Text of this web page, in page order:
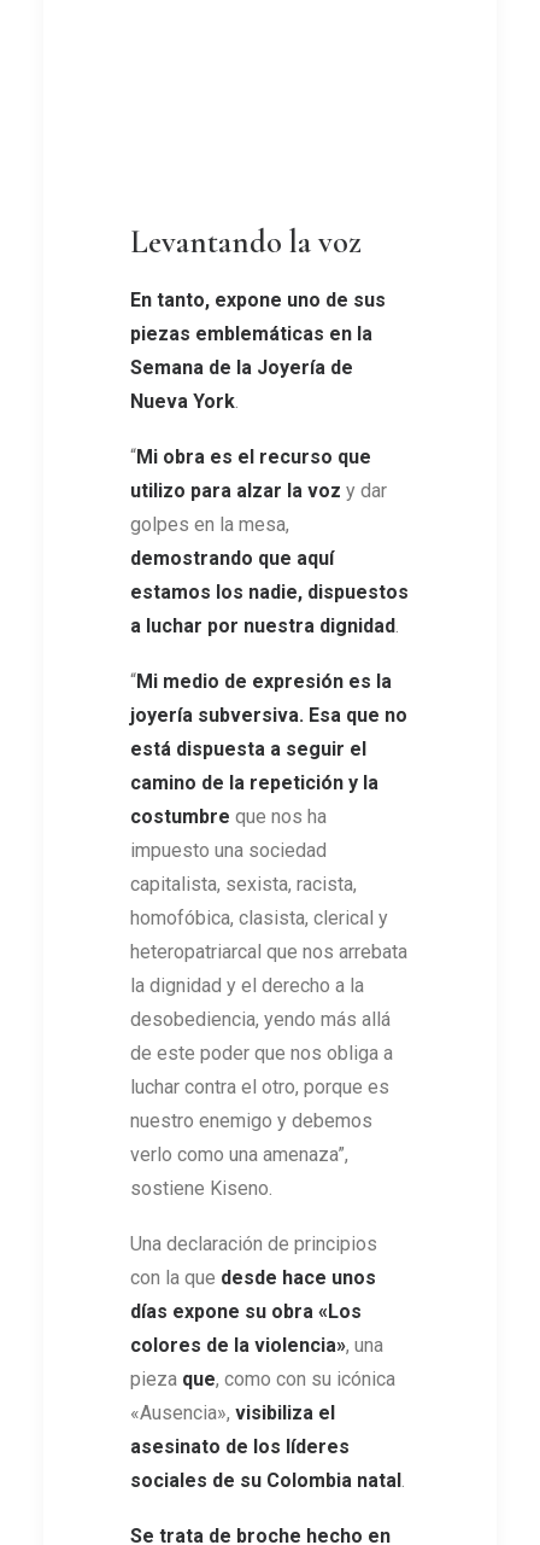
Levantando la voz
En tanto, expone uno de sus
piezas emblemáticas en la
Semana de la Joyería de
Nueva York.
“Mi obra es el recurso que
utilizo para alzar la voz y dar
golpes en la mesa,
demostrando que aquí
estamos los nadie, dispuestos
a luchar por nuestra dignidad.
“Mi medio de expresión es la
joyería subversiva. Esa que no
está dispuesta a seguir el
camino de la repetición y la
costumbre que nos ha
impuesto una sociedad
capitalista, sexista, racista,
homofóbica, clasista, clerical y
heteropatriarcal que nos arrebata
la dignidad y el derecho a la
desobediencia, yendo más allá
de este poder que nos obliga a
luchar contra el otro, porque es
nuestro enemigo y debemos
verlo como una amenaza”,
sostiene Kiseno.
Una declaración de principios
con la que desde hace unos
días expone su obra «Los
colores de la violencia», una
pieza que, como con su icónica
«Ausencia», visibiliza el
asesinato de los líderes
sociales de su Colombia natal.
Se trata de broche hecho en